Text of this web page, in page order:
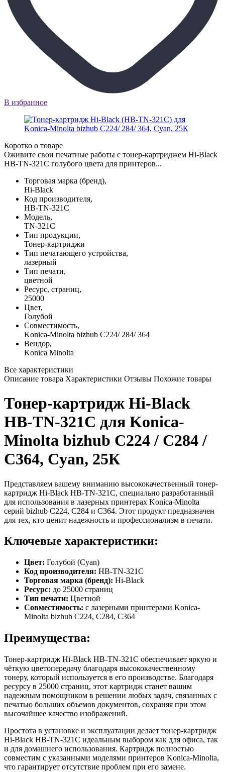
В избранное
Коротко о товаре
Оживите свои печатные работы с тонер-картриджем Hi-Black
HB-TN-321C голубого цвета для принтеров...
Торговая марка (бренд),
Hi-Black
Код производителя,
HB-TN-321C
Модель,
TN-321C
Тип продукции,
Тонер-картриджи
Тип печатающего устройства,
лазерный
Тип печати,
цветной
Ресурс, страниц,
25000
Цвет,
Голубой
Совместимость,
Konica-Minolta bizhub C224/ 284/ 364
Вендор,
Konica Minolta
Все характеристики
Описание товара Характеристики Отзывы Похожие товары
Тонер-картридж Hi-Black
HB-TN-321C для Konica-
Minolta bizhub C224 / C284 /
C364, Cyan, 25К
Представляем вашему вниманию высококачественный тонер-
картридж Hi-Black HB-TN-321C, специально разработанный
для использования в лазерных принтерах Konica-Minolta
серий bizhub C224, C284 и C364. Этот продукт предназначен
для тех, кто ценит надежность и профессионализм в печати.
Ключевые характеристики:
Цвет: Голубой (Cyan)
Код производителя: HB-TN-321C
Торговая марка (бренд): Hi-Black
Ресурс: до 25000 страниц
Тип печати: Цветной
Совместимость: с лазерными принтерами Konica-
Minolta bizhub C224, C284, C364
Преимущества:
Тонер-картридж Hi-Black HB-TN-321C обеспечивает яркую и
чёткую цветопередачу благодаря высококачественному
тонеру, который используется в его производстве. Благодаря
ресурсу в 25000 страниц, этот картридж станет вашим
надежным помощником в решении любых задач, связанных с
печатью больших объемов документов, сохраняя при этом
высочайшее качество изображений.
Простота в установке и эксплуатации делает тонер-картридж
Hi-Black HB-TN-321C идеальным выбором как для офиса, так
и для домашнего использования. Картридж полностью
совместим с указанными моделями принтеров Konica-Minolta,
что гарантирует отсутствие проблем при его замене.